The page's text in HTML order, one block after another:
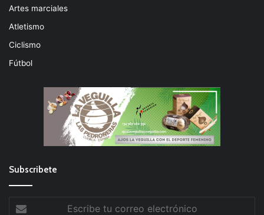
Artes marciales
Atletismo
Ciclismo
Fútbol
Subscribete
Escribe